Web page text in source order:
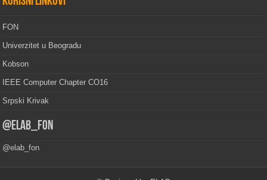
FON
Univerzitet u Beogradu
Kobson
IEEE Computer Chapter CO16
Srpski Krivak
@elab_fon
@elab_fon